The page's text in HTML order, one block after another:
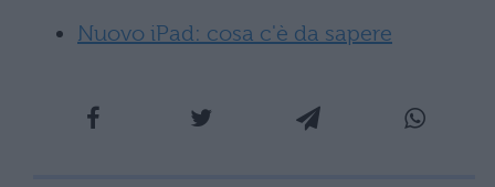
Nuovo iPad: cosa c'è da sapere